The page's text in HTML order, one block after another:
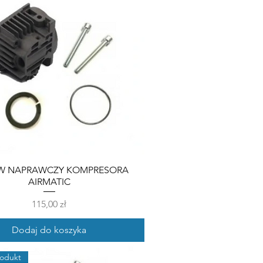
NAPRAWCZY KOMPRESORA
AIRMATIC
Cena
115,00 zł
Dodaj do koszyka